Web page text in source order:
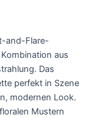
and-Flare-
aus
Das
perfekt in Szene
modernen Look.
Mustern